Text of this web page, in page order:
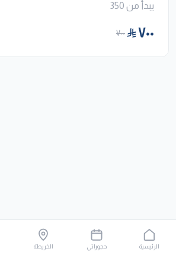
يبدأ من 350
٧٠٠ ٧٠٠
الرئيسية حجوزاتي الخريطة